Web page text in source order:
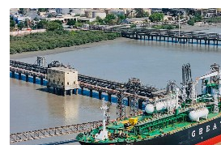
रा
ष्ट्री
य
अं
र्रा